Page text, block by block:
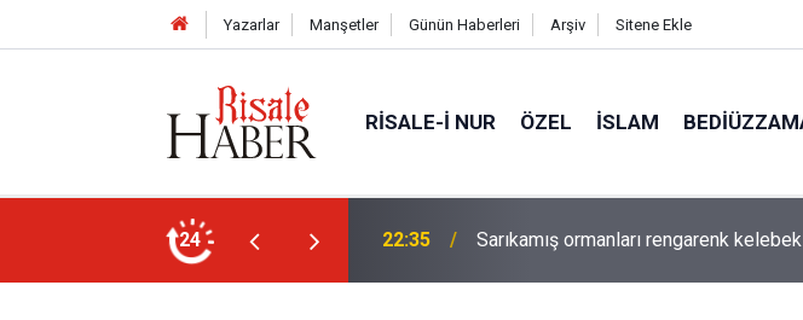
Yazarlar Manşetler Günün Haberleri Arşiv Sitene Ekle
RISALE-I NUR ÖZEL İSLAM
24
ev sahipliği yapıyor 21:05 Kur’an'daki bazı şahıs isimlerinin